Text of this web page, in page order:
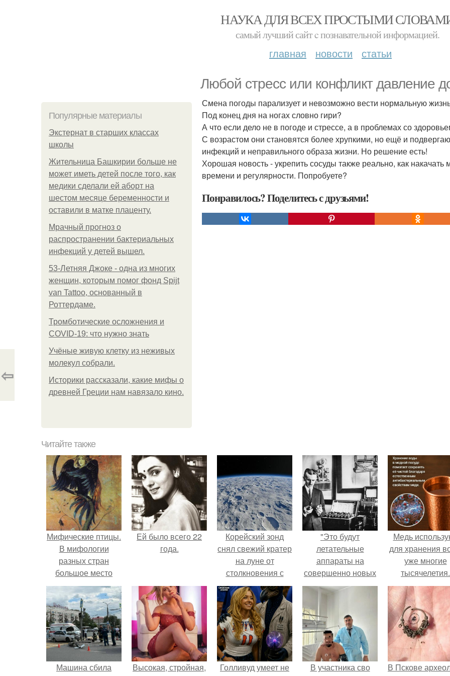
НАУКА ДЛЯ ВСЕХ ПРОСТЫМИ
самый лучший сайт c познавательной информацией.
главная новости статьи
Любой стресс или конфликт давление
Популярные материалы
Экстернат в старших классах
школы
Жительница Башкирии больше не
может иметь детей после того, как
медики сделали ей аборт на
шестом месяце беременности и
оставили в матке плаценту.
Мрачный прогноз о
распространении бактериальных
инфекций у детей вышел.
53-Летняя Джоке - одна из многих
женщин, которым помог фонд Spijt
van Tattoo, основанный в
Роттердаме.
Тромботические осложнения и
COVID-19: что нужно знать
Учёные живую клетку из неживых
молекул собрали.
Историки рассказали, какие мифы о
древней Греции нам навязало кино.
Смена погоды парализует и невозможно вести нормальную
Под конец дня на ногах словно гири?
А что если дело не в погоде и стрессе, а в проблемах со
С возрастом они становятся более хрупкими, но ещё и
инфекций и неправильного образа жизни. Но решение есть!
Хорошая новость - укрепить сосуды также реально, как
времени и регулярности. Попробуете?
Понравилось? Поделитесь с друзьями!
⇦
Читайте также
Мифические птицы.
В мифологии
разных стран
большое место
занимают образы
птиц.
Ей было всего 22
года.
Корейский зонд
снял свежий кратер
на луне от
столкновения с
обломком Falcon 9.
"Это будут
летательные
аппараты на
совершенно новых
принципах - без
газовых баллонов,
крыльев или
воздушных винтов.
Медь
для хранения
уже многие
тысячелетия.
Машина сбила
Высокая, стройная,
Голливуд умеет не
В участника сво
В Пскове